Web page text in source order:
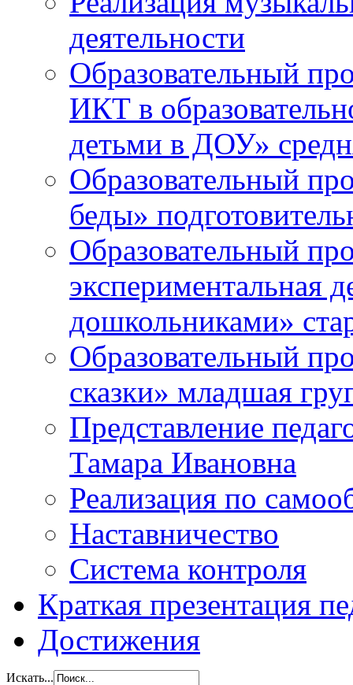
деятельности
Образовательный
ИКТ в
детьми в ДОУ»
Образовательный
беды»
Образовательный
экспериментальная
дошкольниками»
Образовательный
сказки» младшая
Представление
Тамара Ивановна
Реализация по
Наставничество
Система контроля
Краткая презентация
Достижения
Искать...